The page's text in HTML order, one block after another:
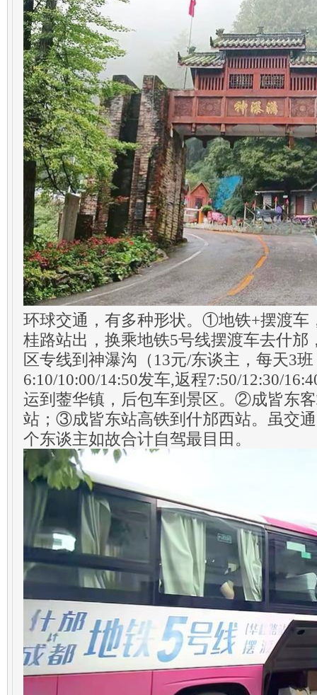
环球交通，有多种形状。①地铁+摆渡车
桂路站出，换乘地铁5号线摆渡车去什邡
区专线到神瀑沟（13元/东谈主，每天3
6:10/10:00/14:50发车,返程7:50/12:30/
运到蓥华镇，后包车到景区。②成皆东
站；③成皆东站高铁到什邡西站。虽交
个东谈主如故合计自驾最目田。